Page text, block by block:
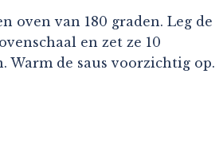
oven van 180 graden. Leg de
en zet ze 10
Warm de saus voorzichtig op.